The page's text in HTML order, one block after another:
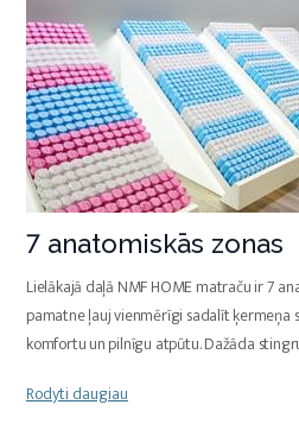
7 anatomiskās zonas
Lielākajā daļā NMF HOME matraču ir 7
pamatne ļauj vienmērīgi sadalīt ķermeņa
komfortu un pilnīgu atpūtu. Dažāda
Rodyti daugiau